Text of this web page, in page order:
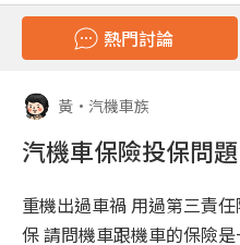
熱門討論
黃 • 汽機車族
汽機車保險投保問題
重機出過車禍 用過第三責
保 請問機車跟機車的保險